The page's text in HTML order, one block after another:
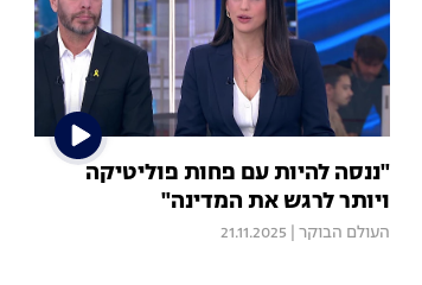
"ננסה להיות עם פחות פוליטיקה
ויותר לרגש את המדינה"
העולם הבוקר 21.11.2025